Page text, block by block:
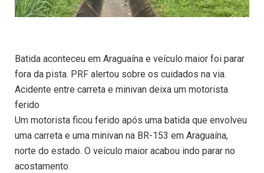
Batida aconteceu em Araguaína e veículo maior foi parar
fora da pista. PRF alertou sobre os cuidados na via.
Acidente entre carreta e minivan deixa um motorista
ferido
Um motorista ficou ferido após uma batida que envolveu
uma carreta e uma minivan na BR-153 em Araguaína,
norte do estado. O veículo maior acabou indo parar no
acostamento.